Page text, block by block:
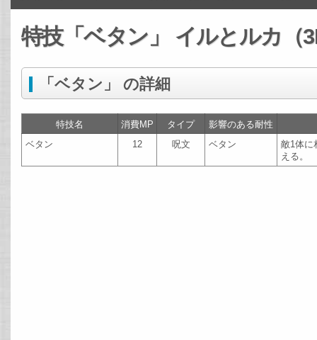
特技「ベタン」 イルとルカ（
「ベタン」 の詳細
特技名 消費MP タイプ
影響のある耐性
ベタン
12 呪文 ベタン
敵1体に
える。